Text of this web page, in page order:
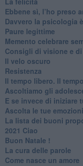
​Ebbene sì, l’ho preso
​Davvero la psicologia
Paure legittime
​Memento celebrare
​Consigli di visione e
​Il velo oscuro
Resistenza
​Il tempo libero. Il
Ascoltiamo gli
​E se invece di iniziare
​Ascolta le tue
​La lista dei buoni
2021 Ciao
Buon Natale !
​La cura delle parole
​Come nasce un amore